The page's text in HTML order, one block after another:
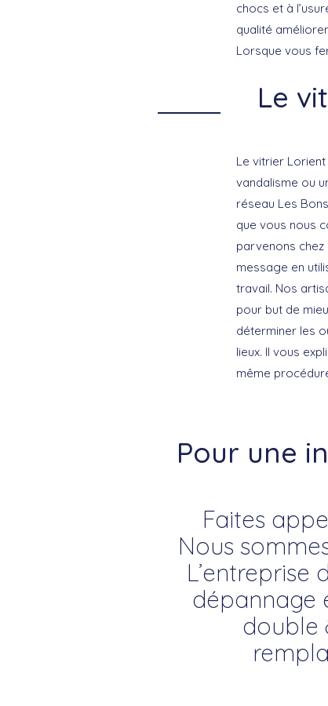
chocs et à
qualité
Lorsque vous
Le
Le vitrier
vandalisme ou
réseau Les
que vous nous
parvenons chez
message en
travail. Nos
pour but de
déterminer les
lieux. Il vous
même
Pour une
Faites
Nous
L’entreprise
dépannage
double